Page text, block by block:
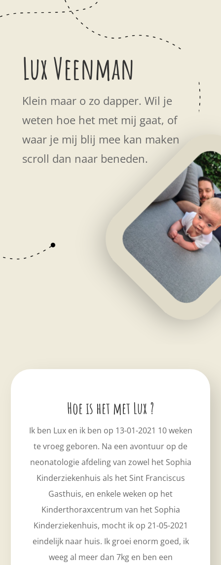
Lux Veenman
Klein maar o zo dapper. Wil je
weten hoe het met mij gaat, of
waar je mij blij mee kan maken
scroll dan naar beneden.
Hoe is het met Lux ?
Ik ben Lux en ik ben op 13-01-2021 10 weken
te vroeg geboren. Na een avontuur op de
neonatologie afdeling van zowel het Sophia
Kinderziekenhuis als het Sint Franciscus
Gasthuis, en enkele weken op het
Kinderthoraxcentrum van het Sophia
Kinderziekenhuis, mocht ik op 21-05-2021
eindelijk naar huis. Ik groei enorm goed, ik
weeg al meer dan 7kg en ben een